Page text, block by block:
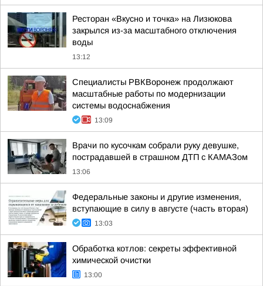
Ресторан «Вкусно и точка» на Лизюкова
закрылся из-за масштабного отключения
воды
13:12
Специалисты РВКВоронеж продолжают
масштабные работы по модернизации
системы водоснабжения
13:09
Врачи по кусочкам собрали руку девушке,
пострадавшей в страшном ДТП с КАМАЗом
13:06
Федеральные законы и другие изменения,
вступающие в силу в августе (часть вторая)
13:03
Обработка котлов: секреты эффективной
химической очистки
13:00